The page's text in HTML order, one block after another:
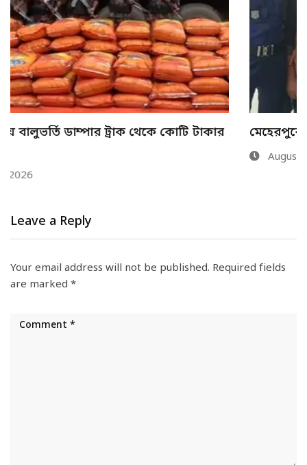
মেহেরপুরে শিশু আবির হত্যায় দুই কিশোরের কারাদণ্ড
Leave a Reply
Your email address will not be published. Required fields
are marked *